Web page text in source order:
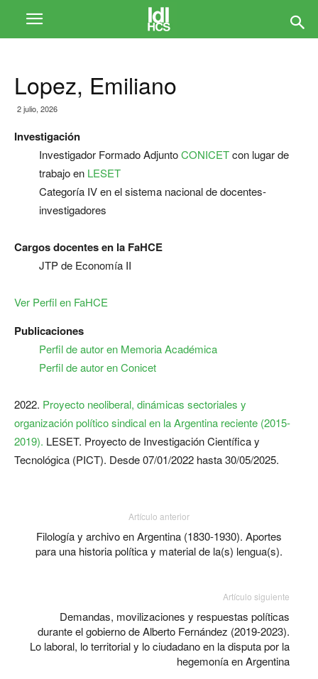
Lopez, Emiliano
2 julio, 2026
Investigación
Investigador Formado AdjuntoCONICETcon lugar de
trabajo en LESET
Categoría IV en el sistema nacional de docentes-
investigadores
Cargos docentes en la FaHCE
JTP de Economía II
Ver Perfil en FaHCE
Publicaciones
Perfil de autor en Memoria Académica
Perfil de autor en Conicet
2022. Proyecto neoliberal, dinámicas sectoriales y
organización político sindical en la Argentina reciente (2015-
2019). LESET. Proyecto de Investigación Científica y
Tecnológica (PICT). Desde 07/01/2022 hasta 30/05/2025.
Artículo anterior
Filología y archivo en Argentina (1830-1930). Aportes
para una historia política y material de la(s) lengua(s).
Artículo siguiente
Demandas, movilizaciones y respuestas políticas
durante el gobierno de Alberto Fernández (2019-2023).
Lo laboral, lo territorial y lo ciudadano en la disputa por la
hegemonía en Argentina